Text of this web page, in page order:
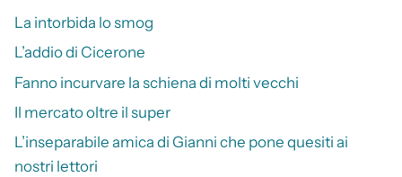
La intorbida lo smog
L’addio di Cicerone
Fanno incurvare la schiena di molti vecchi
Il mercato oltre il super
L’inseparabile amica di Gianni che pone quesiti ai
nostri lettori